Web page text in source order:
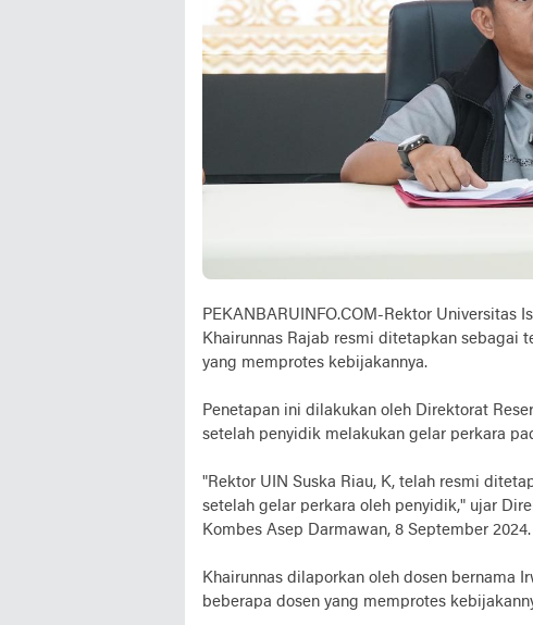
PEKANBARUINFO.COM-Rektor Universitas
Khairunnas Rajab resmi ditetapkan sebagai
yang memprotes kebijakannya.
Penetapan ini dilakukan oleh Direktorat
setelah penyidik melakukan gelar perkara
"Rektor UIN Suska Riau, K, telah resmi
setelah gelar perkara oleh penyidik," ujar
Kombes Asep Darmawan, 8 September 2024.
Khairunnas dilaporkan oleh dosen bernama
beberapa dosen yang memprotes